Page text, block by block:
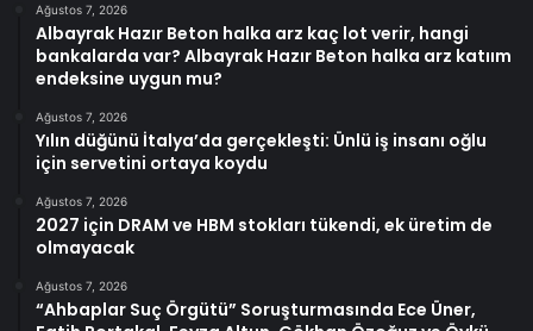
Ağustos 7, 2026
Albayrak Hazır Beton halka arz kaç lot verir, hangi
bankalarda var? Albayrak Hazır Beton halka arz katıım
endeksine uygun mu?
Ağustos 7, 2026
Yılın düğünü İtalya’da gerçekleşti: Ünlü iş insanı oğlu
için servetini ortaya koydu
Ağustos 7, 2026
2027 için DRAM ve HBM stokları tükendi, ek üretim de
olmayacak
Ağustos 7, 2026
“Ahbaplar Suç Örgütü” Soruşturmasında Ece Üner,